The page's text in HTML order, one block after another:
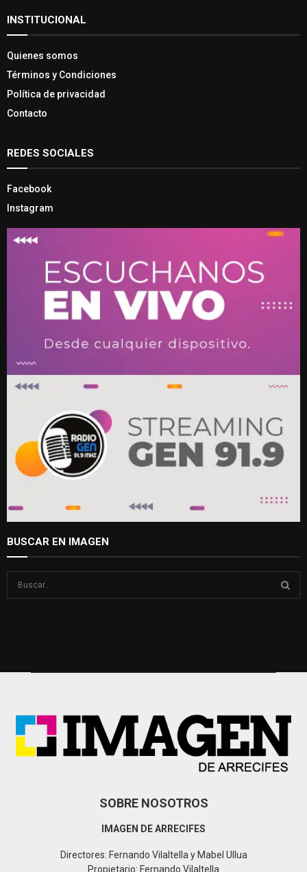
INSTITUCIONAL
Quienes somos
Términos y Condiciones
Política de privacidad
Contacto
REDES SOCIALES
Facebook
Instagram
BUSCAR EN IMAGEN
SOBRE NOSOTROS
IMAGEN DE ARRECIFES
Directores: Fernando Vilaltella y Mabel Ullua
Propietario: Fernando Vilaltella